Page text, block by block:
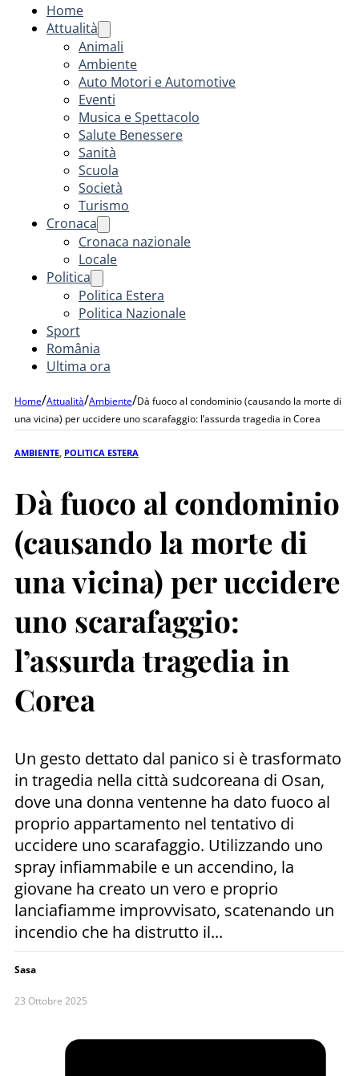
Home
Attualità
Animali
Ambiente
Auto Motori e Automotive
Eventi
Musica e Spettacolo
Salute Benessere
Sanità
Scuola
Società
Turismo
Cronaca
Cronaca nazionale
Locale
Politica
Politica Estera
Politica Nazionale
Sport
România
Ultima ora
Home/Attualità/Ambiente/Dà fuoco al condominio (causando la morte di
una vicina) per uccidere uno scarafaggio: l’assurda tragedia in Corea
AMBIENTE POLITICA ESTERA
Dà fuoco al condominio
(causando la morte di
una vicina) per uccidere
uno scarafaggio:
l’assurda tragedia in
Corea
Un gesto dettato dal panico si è trasformato
in tragedia nella città sudcoreana di Osan,
dove una donna ventenne ha dato fuoco al
proprio appartamento nel tentativo di
uccidere uno scarafaggio. Utilizzando uno
spray infiammabile e un accendino, la
giovane ha creato un vero e proprio
lanciafiamme improvvisato, scatenando un
incendio che ha distrutto il...
Sasa
23 Ottobre 2025